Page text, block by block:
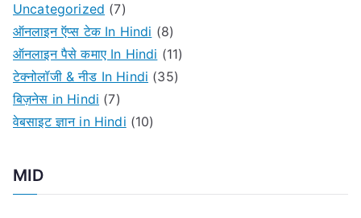
Uncategorized (7)
ऑनलाइन ऍप्स टेक In Hindi (8)
ऑनलाइन पैसे कमाए In Hindi (11)
टेक्नोलॉजी & नीड In Hindi (35)
बिज़नेस in Hindi (7)
वेबसाइट ज्ञान in Hindi (10)
MID